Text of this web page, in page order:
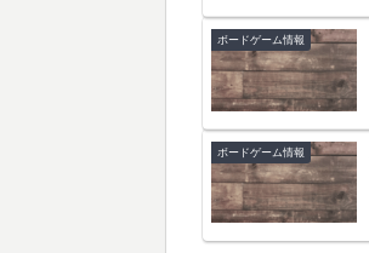
ボードゲーム情報
ボードゲーム情報